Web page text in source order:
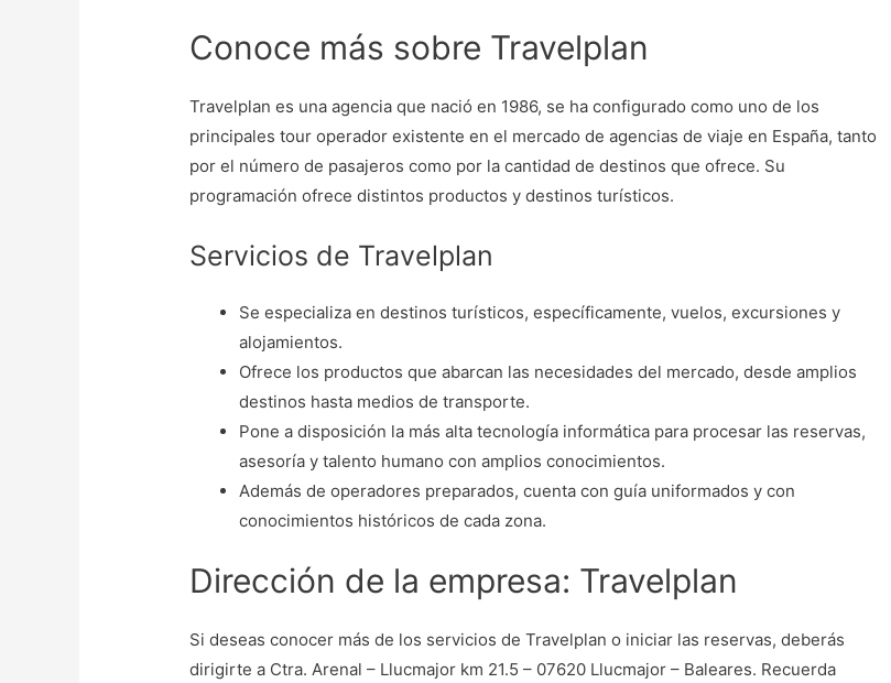
Conoce más sobre Travelplan
Travelplan es una agencia que nació en 1986, se ha configurado como uno de los
principales tour operador existente en el mercado de agencias de viaje en España, tanto
por el número de pasajeros como por la cantidad de destinos que ofrece. Su
programación ofrece distintos productos y destinos turísticos.
Servicios de Travelplan
Se especializa en destinos turísticos, específicamente, vuelos, excursiones y
alojamientos.
Ofrece los productos que abarcan las necesidades del mercado, desde amplios
destinos hasta medios de transporte.
Pone a disposición la más alta tecnología informática para procesar las reservas,
asesoría y talento humano con amplios conocimientos.
Además de operadores preparados, cuenta con guía uniformados y con
conocimientos históricos de cada zona.
Dirección de la empresa: Travelplan
Si deseas conocer más de los servicios de Travelplan o iniciar las reservas, deberás
dirigirte a Ctra. Arenal – Llucmajor km 21.5 – 07620 Llucmajor – Baleares. Recuerda